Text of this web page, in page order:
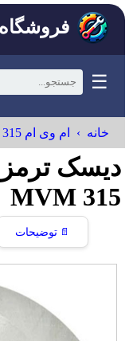
☰
خانه ام وی ام 315
ديسک
315 MVM
📄 توضیحات